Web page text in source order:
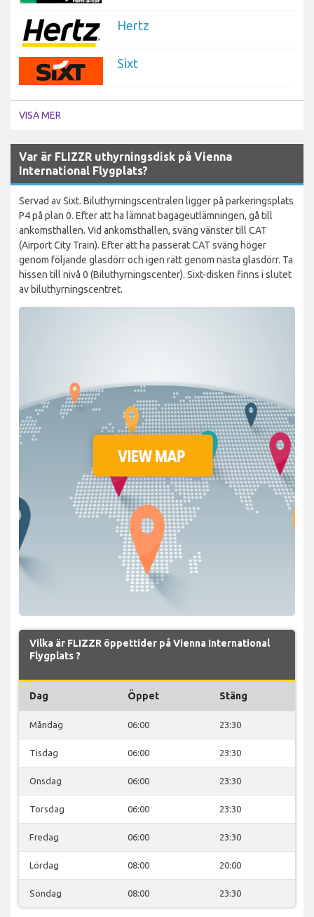
Hertz
Sixt
VISA MER
Var är FLIZZR uthyrningsdisk på Vienna
International Flygplats?
Servad av Sixt. Biluthyrningscentralen ligger på parkeringsplats
P4 på plan 0. Efter att ha lämnat bagageutlämningen, gå till
ankomsthallen. Vid ankomsthallen, sväng vänster till CAT
(Airport City Train). Efter att ha passerat CAT sväng höger
genom följande glasdörr och igen rätt genom nästa glasdörr. Ta
hissen till nivå 0 (Biluthyrningscenter). Sixt-disken finns i slutet
av biluthyrningscentret.
Vilka är FLIZZR öppettider på Vienna International
Flygplats ?
Dag Öppet Stäng
Måndag 06:00 23:30
Tisdag 06:00 23:30
Onsdag 06:00 23:30
Torsdag 06:00 23:30
Fredag 06:00 23:30
Lördag 08:00 20:00
Söndag 08:00 23:30